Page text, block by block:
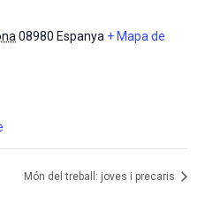
08980 Espanya + Mapa de
Món del treball: joves i precaris